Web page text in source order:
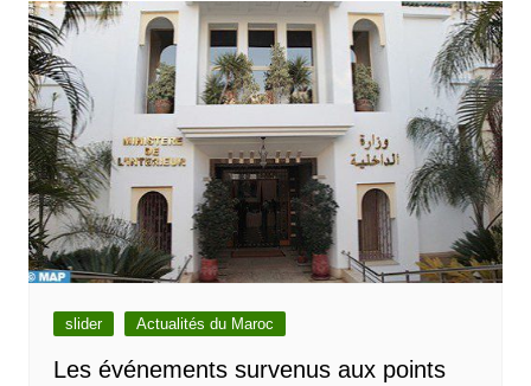
slider Actualités du Maroc
Les événements survenus aux points